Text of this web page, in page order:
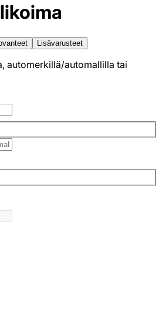
Lisävarusteet
automerkillä/automallilla tai